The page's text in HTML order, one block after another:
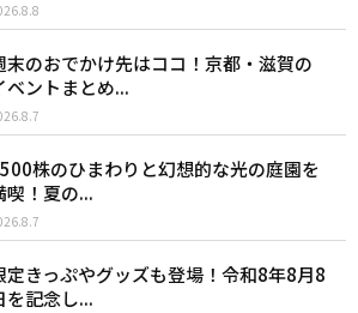
末のおでかけ先はココ！京都・滋賀の
ベントまとめ...
株のひまわりと幻想的な光の庭園を
喫！夏の...
定きっぷやグッズも登場！令和8年8月8
を記念し...